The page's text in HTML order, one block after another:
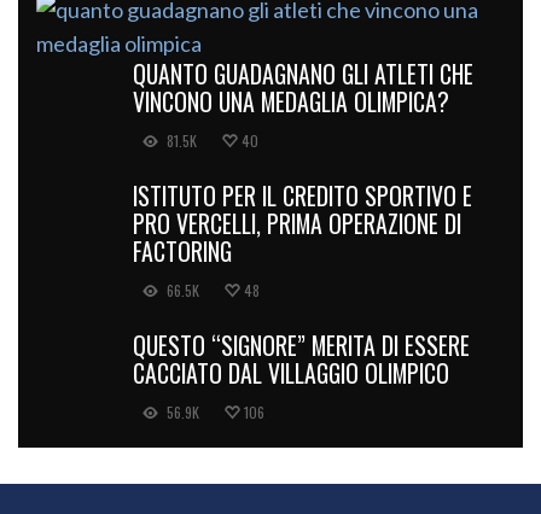
QUANTO GUADAGNANO GLI ATLETI CHE
VINCONO UNA MEDAGLIA OLIMPICA?
81.5K 40
ISTITUTO PER IL CREDITO SPORTIVO E
PRO VERCELLI, PRIMA OPERAZIONE DI
FACTORING
66.5K 48
QUESTO “SIGNORE” MERITA DI ESSERE
CACCIATO DAL VILLAGGIO OLIMPICO
56.9K 106